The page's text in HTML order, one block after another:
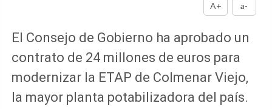
A+
a-
El Consejo de Gobierno ha aprobado un
contrato de 24 millones de euros para
modernizar la ETAP de Colmenar Viejo,
la mayor planta potabilizadora del país.